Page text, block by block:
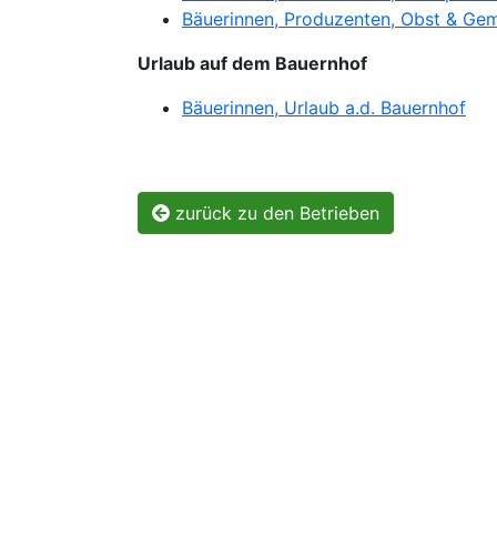
Bäuerinnen, Produzenten, Obst &
​Urlaub auf dem Bauernhof
Bäuerinnen, Urlaub a.d. Bauernhof
zurück zu den Betrieben